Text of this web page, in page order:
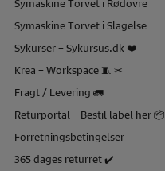
Symaskine Torvet i Slagelse
Sykurser – Sykursus.dk ❤️
Krea – Workspace 🧵 ✂
Fragt / Levering 🚛
Returportal – Bestil label her 📦
Forretningsbetingelser
365 dages returret ✔️